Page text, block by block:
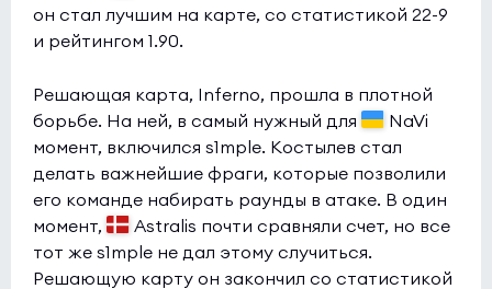
Esports World Cup 2026 Open Qualifier (bo3)
Zeste 0
он стал лучшим на карте, со статистикой 22-9
и рейтингом 1.90.
Решающая карта, Inferno, прошла в плотной
борьбе. На ней, в самый нужный для
NaVi
момент, включился s1mple. Костылев стал
делать важнейшие фраги, которые позволили
его команде набирать раунды в атаке. В один
момент,
Astralis почти сравняли счет, но все
тот же s1mple не дал этому случиться.
Решающую карту он закончил со статистикой